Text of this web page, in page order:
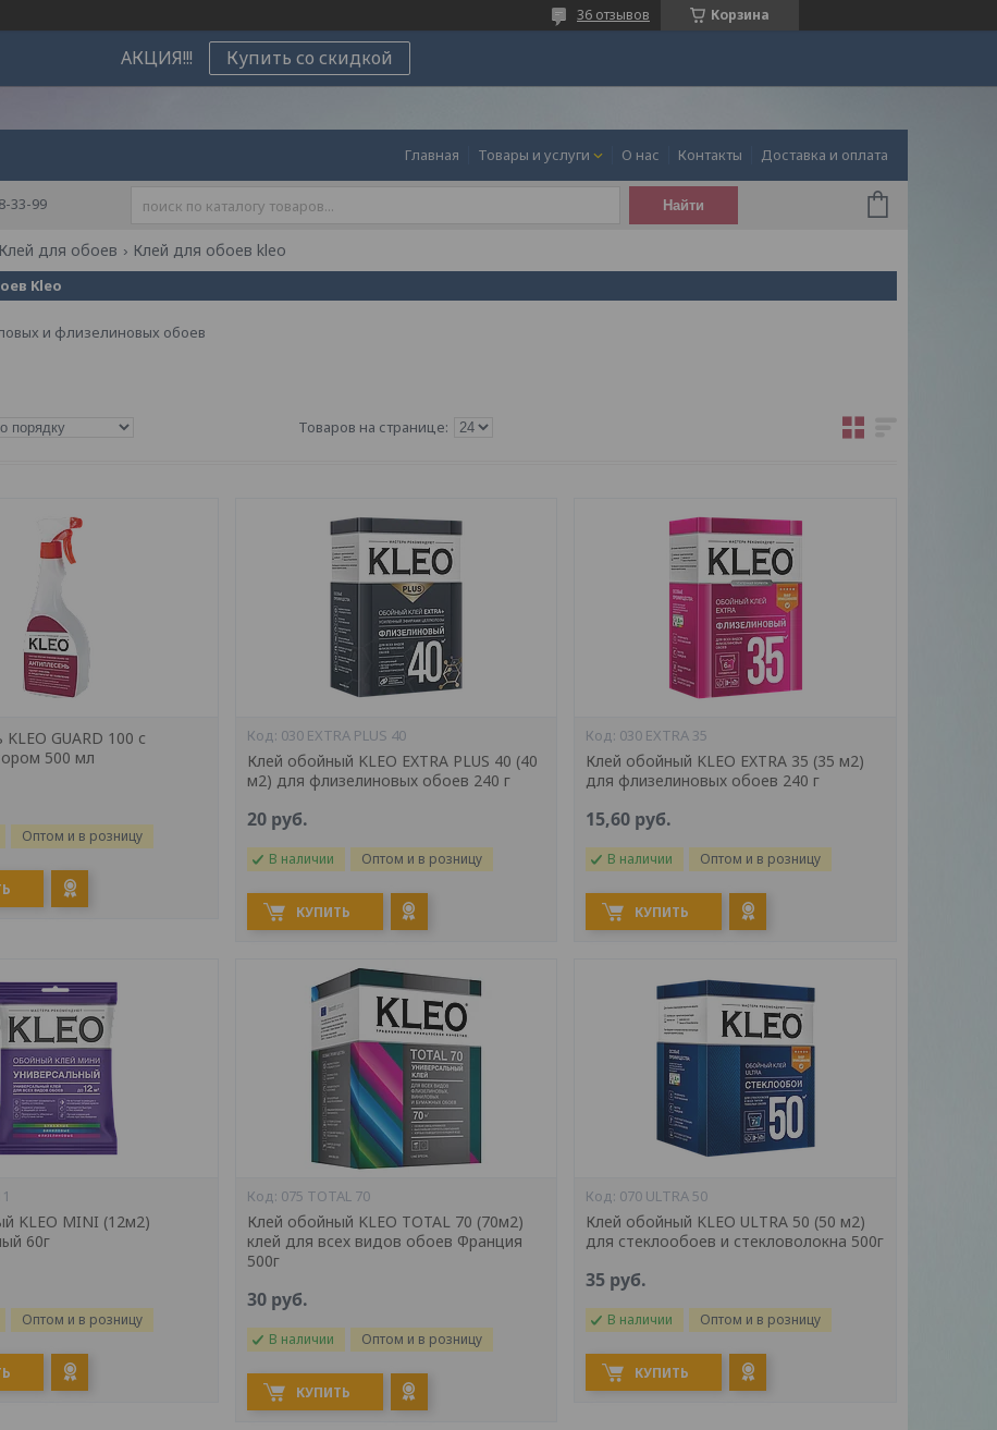
Корзина
36 отзывов
АКЦИЯ!!! Купить со скидкой
Главная Товары и услуги О нас Контакты Доставка и оплата
33-99 Найти
Клей для обоев Клей для обоев kleo
Kleo
и флизелиновых обоев
GUARD 100 с
500 мл
Оптом и в розницу
030 EXTRA PLUS 40
Клей обойный KLEO EXTRA PLUS 40 (40
м2) для флизелиновых обоев 240 г
20 руб.
В наличии Оптом и в розницу
КУПИТЬ
030 EXTRA 35
Клей обойный KLEO EXTRA 35 (35 м2)
для флизелиновых обоев 240 г
15,60 руб.
В наличии Оптом и в розницу
КУПИТЬ
KLEO MINI (12м2)
60г
Оптом и в розницу
075 TOTAL 70
Клей обойный KLEO TOTAL 70 (70м2)
клей для всех видов обоев Франция
500г
30 руб.
В наличии Оптом и в розницу
КУПИТЬ
070 ULTRA 50
Клей обойный KLEO ULTRA 50 (50 м2)
для стеклообоев и стекловолокна 500г
35 руб.
В наличии Оптом и в розницу
КУПИТЬ